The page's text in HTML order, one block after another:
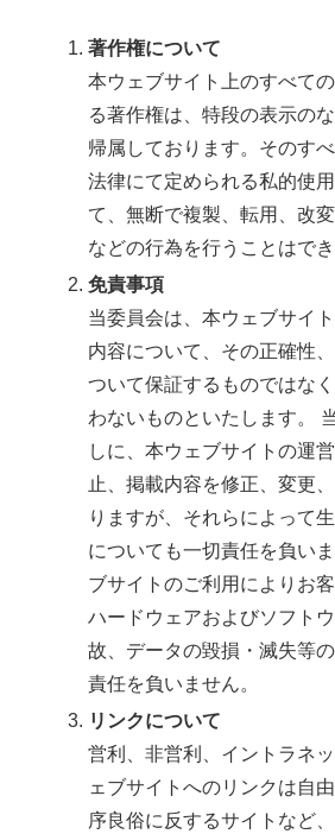
著作権について
本ウェブサイト上のすべて
る著作権は、特段の表示の
帰属しております。そのす
法律にて定められる私的使
て、無断で複製、転用、改
などの行為を行うことはでき
免責事項
当委員会は、本ウェブサイ
内容について、その正確性
ついて保証するものではな
わないものといたします。
しに、本ウェブサイトの運
止、掲載内容を修正、変更
りますが、それらによって
についても一切責任を負い
ブサイトのご利用によりお
ハードウェアおよびソフト
故、データの毀損・滅失等
責任を負いません。
リンクについて
営利、非営利、イントラネ
ェブサイトへのリンクは自
序良俗に反するサイトなど